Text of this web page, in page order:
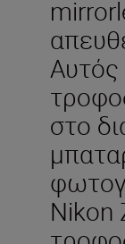
στο
Nikon